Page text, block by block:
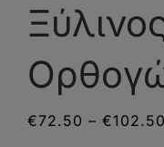
€72.50 – €102.50